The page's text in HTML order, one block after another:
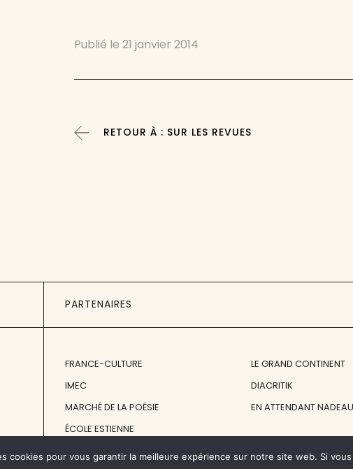
Publié le 21 janvier 2014
RETOUR À : SUR LES REVUES
PARTENAIRES
FRANCE-CULTURE
IMEC
MARCHÉ DE LA POÉSIE
ÉCOLE ESTIENNE
LE GRAND CONTINENT
DIACRITIK
EN ATTENDANT NADEAU
cookies pour vous garantir la meilleure expérience sur notre site web. Si